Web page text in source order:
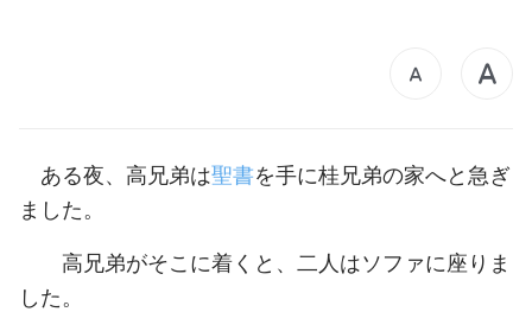
ある夜、高兄弟は聖書を手に桂兄弟の家へと急ぎ
ました。
高兄弟がそこに着くと、二人はソファに座りま
した。